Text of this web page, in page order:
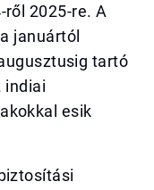
2025-re. A
januártól
tartó
indiai
esik